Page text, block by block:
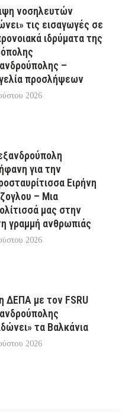
νοσηλευτών
τις εισαγωγές σε
ιδρύματα της
–
προσλήψεων
2026
για την
Ειρήνη
– Μια
μας στην
γραμμή ανθρωπιάς
2026
ΔΕΠΑ με τον FSRU
τα Βαλκάνια
2026